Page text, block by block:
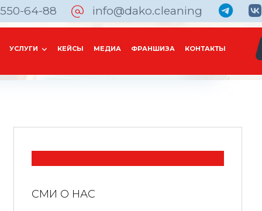
info@dako.cleaning
64-88
УСЛУГИ КЕЙСЫ МЕДИА ФРАНШИЗА КОНТАКТЫ
СМИ О НАС